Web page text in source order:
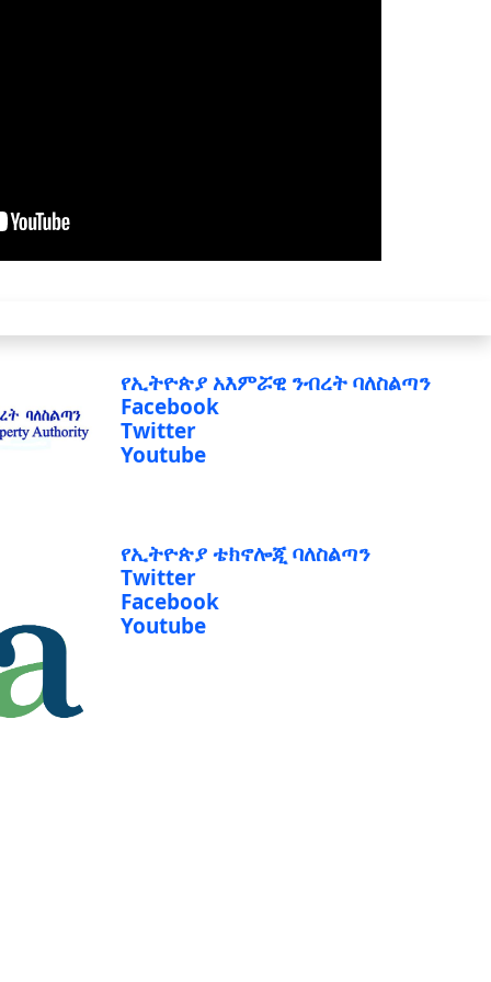
የኢትዮጵያ አእምሯዊ ንብረት ባለስልጣን
Facebook
Twitter
Youtube
የኢትዮጵያ ቴክኖሎጂ ባለስልጣን
Twitter
Facebook
Youtube